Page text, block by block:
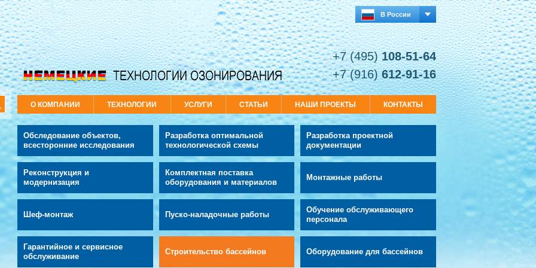
В России
+7 (495)108-51-64
+7 (916)612-91-16
О КОМПАНИИ ТЕХНОЛОГИИ УСЛУГИ СТАТЬИ НАШИ ПРОЕКТЫ КОНТАКТЫ
Обследование объектов,
всесторонние исследования
Разработка оптимальной
технологической схемы
Разработка проектной
документации
Реконструкция и
модернизация
Комплектная поставка
оборудования и материалов
Монтажные работы
Шеф-монтаж Пуско-наладочные работы
Обучение обслуживающего
персонала
Гарантийное и сервисное
обслуживание
Строительство бассейнов Оборудование для бассейнов